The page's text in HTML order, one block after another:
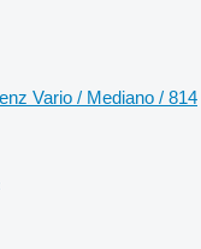
Vario / Mediano / 814